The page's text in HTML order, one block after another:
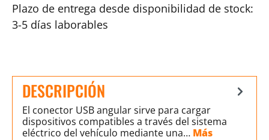
Plazo de entrega desde disponibilidad de stock:
3-5 días laborables
DESCRIPCIÓN
El conector USB angular sirve para cargar
dispositivos compatibles a través del sistema
eléctrico del vehículo mediante una… Más